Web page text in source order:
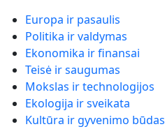
Europa ir pasaulis
Politika ir valdymas
Ekonomika ir finansai
Teisė ir saugumas
Mokslas ir technologijos
Ekologija ir sveikata
Kultūra ir gyvenimo būdas